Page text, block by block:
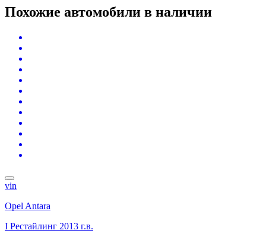
Похожие автомобили в наличии
vin
Opel Antara
I Рестайлинг 2013 г.в.